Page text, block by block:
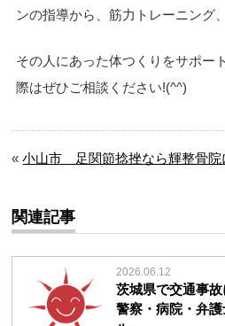
ンの指導から、筋力トレーニン
その人にあった体つくりをサポー
際はぜひご相談ください!(^^)
«小山市 足関節捻挫なら輝整骨院
関連記事
2026.06.12
茨城県で交通事
警察・病院・弁